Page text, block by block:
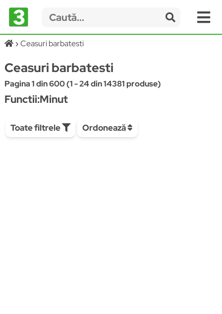
Ceasuri barbatesti
Ceasuri barbatesti
Pagina 1 din 600 (1 - 24 din 14381 produse)
Functii:Minut
Toate filtrele Ordonează